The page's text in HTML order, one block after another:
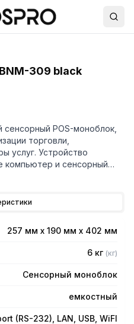
309 black
POS-моноблок,
торговли,
услуг. Устройство
компьютер и сенсорный
надежность и
удобство работы
места на кассовой зоне
для интенсивной
257 мм х 190 мм х 402 мм
6 кг (кг)
Сенсорный моноблок
емкостный
(RS-232), LAN, USB, WiFI